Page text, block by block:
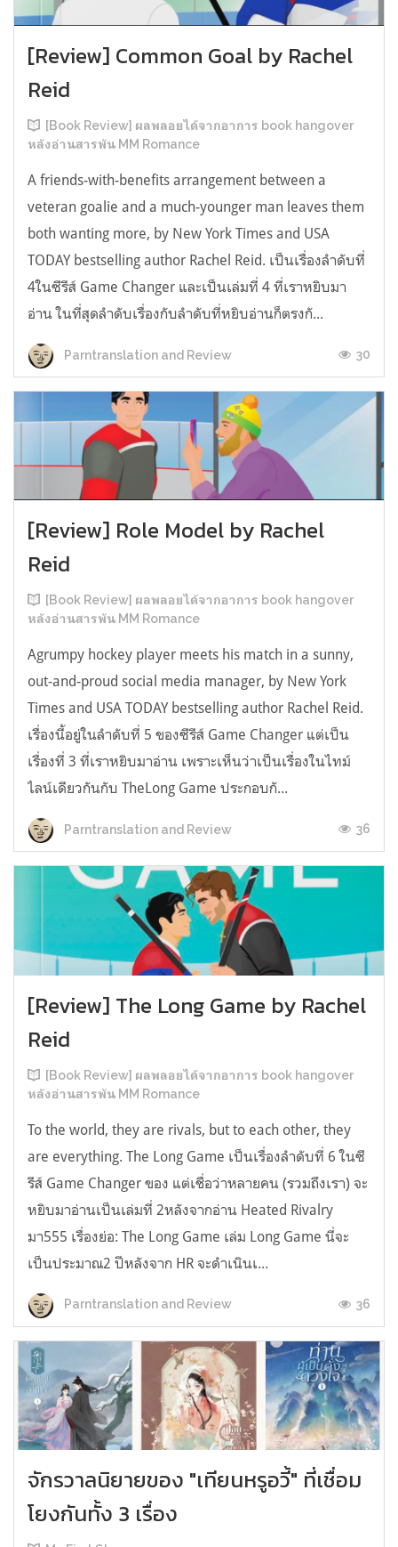
[Review] Common Goal by Rachel
Reid
[Book Review] ผลพลอยได้จากอาการ book hangover
หลังอ่านสารพัน MM Romance
A friends-with-benefits arrangement between a
veteran goalie and a much-younger man leaves them
both wanting more, by New York Times and USA
TODAY bestselling author Rachel Reid. เป็นเรื่องลำดับที่
4ในซีรีส์ Game Changer และเป็นเล่มที่ 4 ที่เราหยิบมา
อ่าน ในที่สุดลำดับเรื่องกับลำดับที่หยิบอ่านก็ตรงกั...
Parntranslation and Review 30
[Review] Role Model by Rachel
Reid
[Book Review] ผลพลอยได้จากอาการ book hangover
หลังอ่านสารพัน MM Romance
Agrumpy hockey player meets his match in a sunny,
out-and-proud social media manager, by New York
Times and USA TODAY bestselling author Rachel Reid.
เรื่องนี้อยู่ในลำดับที่ 5 ของซีรีส์ Game Changer แต่เป็น
เรื่องที่ 3 ที่เราหยิบมาอ่าน เพราะเห็นว่าเป็นเรื่องในไทม์
ไลน์เดียวกันกับ TheLong Game ประกอบกั...
Parntranslation and Review 36
[Review] The Long Game by Rachel
Reid
[Book Review] ผลพลอยได้จากอาการ book hangover
หลังอ่านสารพัน MM Romance
To the world, they are rivals, but to each other, they
are everything. The Long Game เป็นเรื่องลำดับที่ 6 ในซี
รีส์ Game Changer ของ แต่เชื่อว่าหลายคน (รวมถึงเรา) จะ
หยิบมาอ่านเป็นเล่มที่ 2หลังจากอ่าน Heated Rivalry
มา555 เรื่องย่อ: The Long Game เล่ม Long Game นี่จะ
เป็นประมาณ2 ปีหลังจาก HR จะดำเนินเ...
Parntranslation and Review 36
จักรวาลนิยายของ "เทียนหรูอวี้" ที่เชื่อม
โยงกันทั้ง 3 เรื่อง